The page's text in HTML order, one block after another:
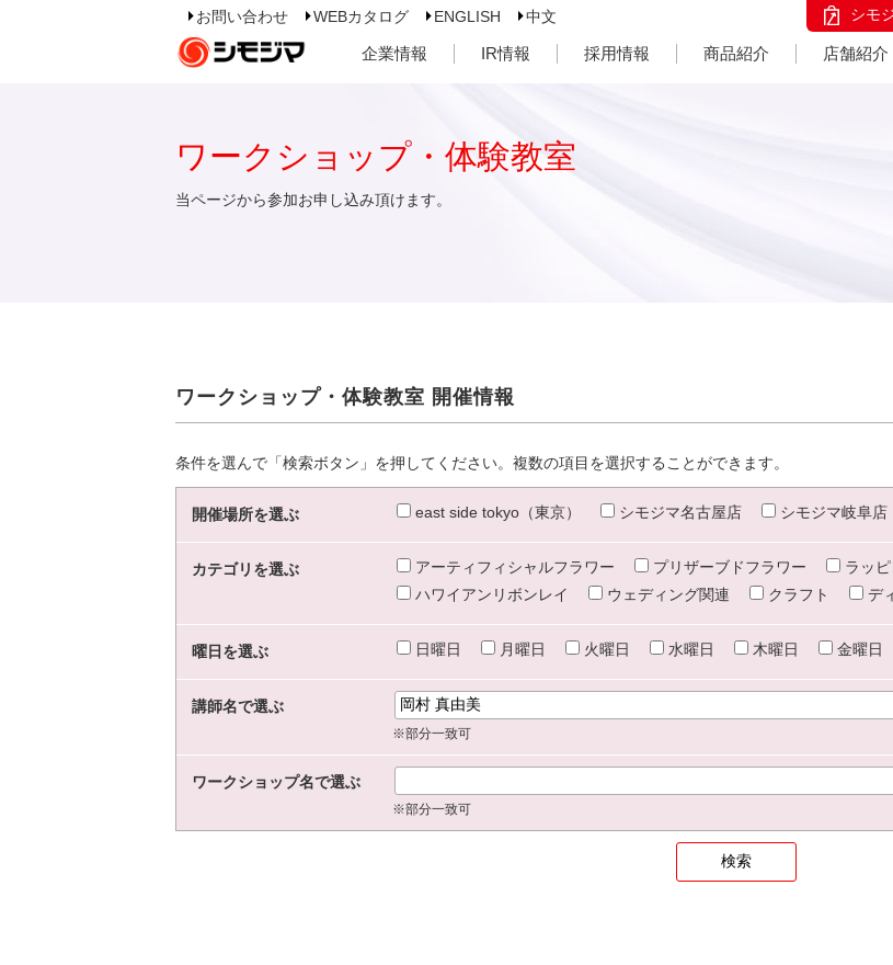
お問い合わせ WEBカタログ ENGLISH 中文 シモ
企業情報 IR情報 採用情報 商品紹介 店舗紹介
ワークショップ・体験教室
当ページから参加お申し込み頂けます。
ワークショップ・体験教室 開催情報
条件を選んで「検索ボタン」を押してください。複数の項目を選択することができます。
開催場所を選ぶ east side tokyo（東京） シモジマ名古屋店 シモジマ岐阜店
カテゴリを選ぶ アーティフィシャルフラワー プリザーブドフラワー ラッ
ハワイアンリボンレイ
ウェディング関連 クラフト デ
曜日を選ぶ 日曜日 月曜日 火曜日 水曜日 木曜日 金曜日
講師名で選ぶ
※部分一致可
ワークショップ名で選ぶ
※部分一致可